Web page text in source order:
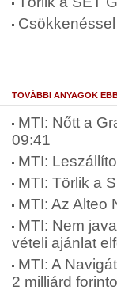
TOVÁBBI ANYAGOK
MTI: Nőtt a
09:41
MTI:
MTI: Törlik a
MTI: Az Alteo
MTI: Nem
vételi ajánlat
MTI: A
2 milliárd